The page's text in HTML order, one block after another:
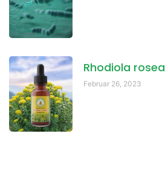
Rhodiola rosea
Februar 26, 2023